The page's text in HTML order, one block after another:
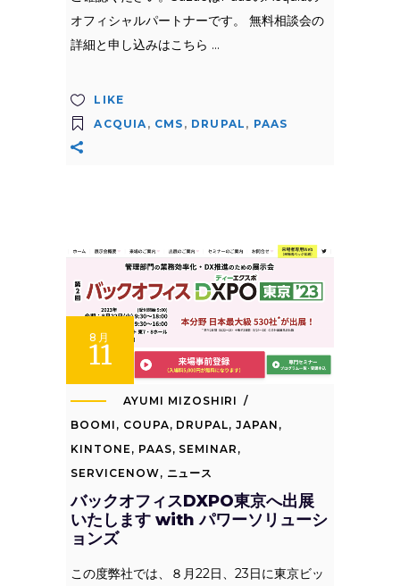
オフィシャルパートナーです。 無料相談会の
詳細と申し込みはこちら
LIKE
ACQUIA, CMS , DRUPAL , PAAS
8月
11
AYUMI MIZOSHIRI
BOOMI , COUPA, DRUPAL,JAPAN ,
KINTONE , PAAS, SEMINAR ,
SERVICENOW, ニュース
バックオフィスDXPO東京へ出展
いたします with パワーソリューシ
ョンズ
この度弊社では、８月22日、23日に東京ビッ